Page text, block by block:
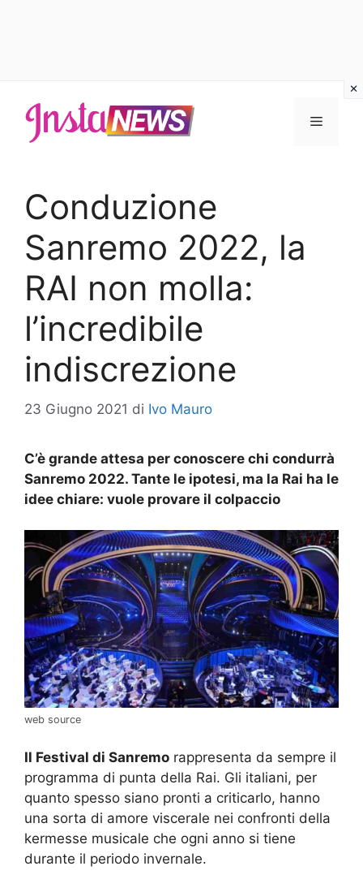
contenuto
Menu
Conduzione
Sanremo 2022, la
RAI non molla:
l’incredibile
indiscrezione
23 Giugno 2021 di Ivo Mauro
C’è grande attesa per conoscere chi condurrà
Sanremo 2022. Tante le ipotesi, ma la Rai ha le
idee chiare: vuole provare il colpaccio
web source
Il Festival di Sanremo rappresenta da sempre il
programma di punta della Rai. Gli italiani, per
quanto spesso siano pronti a criticarlo, hanno
una sorta di amore viscerale nei confronti della
kermesse musicale che ogni anno si tiene
durante il periodo invernale.